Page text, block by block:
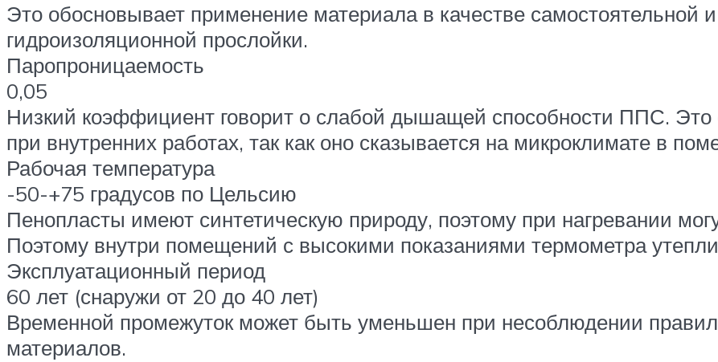
Это обосновывает применение материала в качестве самостоятельной
гидроизоляционной прослойки.
Паропроницаемость
0,05
Низкий коэффициент говорит о слабой дышащей способности ППС. Это
при внутренних работах, так как оно сказывается на микроклимате в
Рабочая температура
-50-+75 градусов по Цельсию
Пенопласты имеют синтетическую природу, поэтому при нагревании
Поэтому внутри помещений с высокими показаниями термометра
Эксплуатационный период
60 лет (снаружи от 20 до 40 лет)
Временной промежуток может быть уменьшен при несоблюдении
материалов.